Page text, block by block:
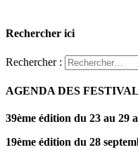
Rechercher ici
Rechercher :
AGENDA DES
39ème édition du 23 au 29
19ème édition du 28